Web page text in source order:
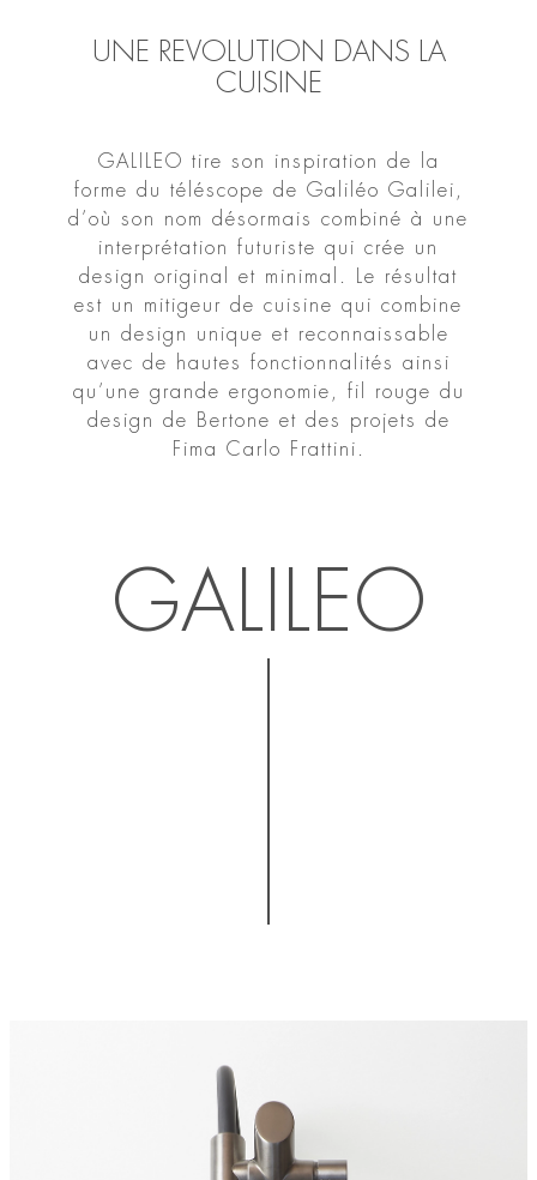
UNE REVOLUTION DANS LA
CUISINE
GALILEO tire son inspiration de la
forme du téléscope de Galiléo Galilei,
d’où son nom désormais combiné à une
interprétation futuriste qui crée un
design original et minimal. Le résultat
est un mitigeur de cuisine qui combine
un design unique et reconnaissable
avec de hautes fonctionnalités ainsi
qu’une grande ergonomie, fil rouge du
design de Bertone et des projets de
Fima Carlo Frattini.
GALILEO